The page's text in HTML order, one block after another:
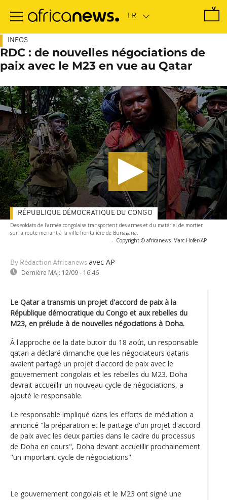
contenu
INFOS
RDC : de nouvelles négociations de
paix avec le M23 en vue au Qatar
Des soldats de l'armée congolaise transportent des armes et du matériel de mortier
sur la route menant à la ville frontalière de Bunagana.
- Copyright © africanews Marc Hofer/AP
By Rédaction Africanews avec AP
Dernière MAJ: 12/09 - 16:46
RÉPUBLIQUE DÉMOCRATIQUE DU CONGO
Le Qatar a transmis un projet d'accord de paix à la
République démocratique du Congo et aux rebelles du
M23, en prélude à de nouvelles négociations à Doha.
À l'approche de la date butoir du 18 août, un responsable
qatari a déclaré dimanche que les négociateurs qataris
avaient partagé un projet d'accord de paix avec le
gouvernement congolais et les rebelles du M23. Doha
devrait accueillir un nouveau cycle de négociations, a
ajouté le responsable.
Le responsable impliqué dans les efforts de médiation a
annoncé "la préparation et le partage d'un projet d'accord
de paix avec les deux parties dans le cadre du processus
de Doha en cours", Doha devant accueillir prochainement
"un important cycle de négociations".
Le gouvernement congolais et le M23 ont signé une